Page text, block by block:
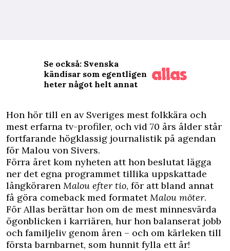
Se också: Svenska
kändisar som egentligen
heter något helt annat
Hon hör till en av Sveriges mest folkkära och
mest erfarna tv-profiler, och vid 70 års ålder står
fortfarande högklassig journalistik på agendan
för Malou von Sivers.
Förra året kom nyheten att hon beslutat lägga
ner det egna programmet tillika uppskattade
långköraren Malou efter tio, för att bland annat
få göra comeback med formatetMalou möter.
För Allas berättar hon om de mest minnesvärda
ögonblicken i karriären, hur hon balanserat jobb
och familjeliv genom åren – och om kärleken till
första barnbarnet, som hunnit fylla ett år!